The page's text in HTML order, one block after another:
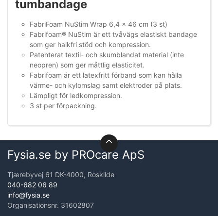
tumbandage
FabriFoam NuStim Wrap 6,4 x 46 cm (3 st)
Fabrifoam® NuStim är ett tvåvägs elastiskt bandage
som ger halkfri stöd och kompression.
Patenterat textil- och skumblandat material (inte
neopren) som ger måttlig elasticitet.
Fabrifoam är ett latexfritt förband som kan hålla
värme- och kylomslag samt elektroder på plats.
Lämpligt för ledkompression.
3 st per förpackning.
Fysia.se by PROcare ApS
Tjærebyvej 61 DK-4000, Roskilde
040-682 06 89
info@fysia.se
Organisationsnr. 31602807